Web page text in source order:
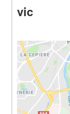
Parcours
Outils &
vic